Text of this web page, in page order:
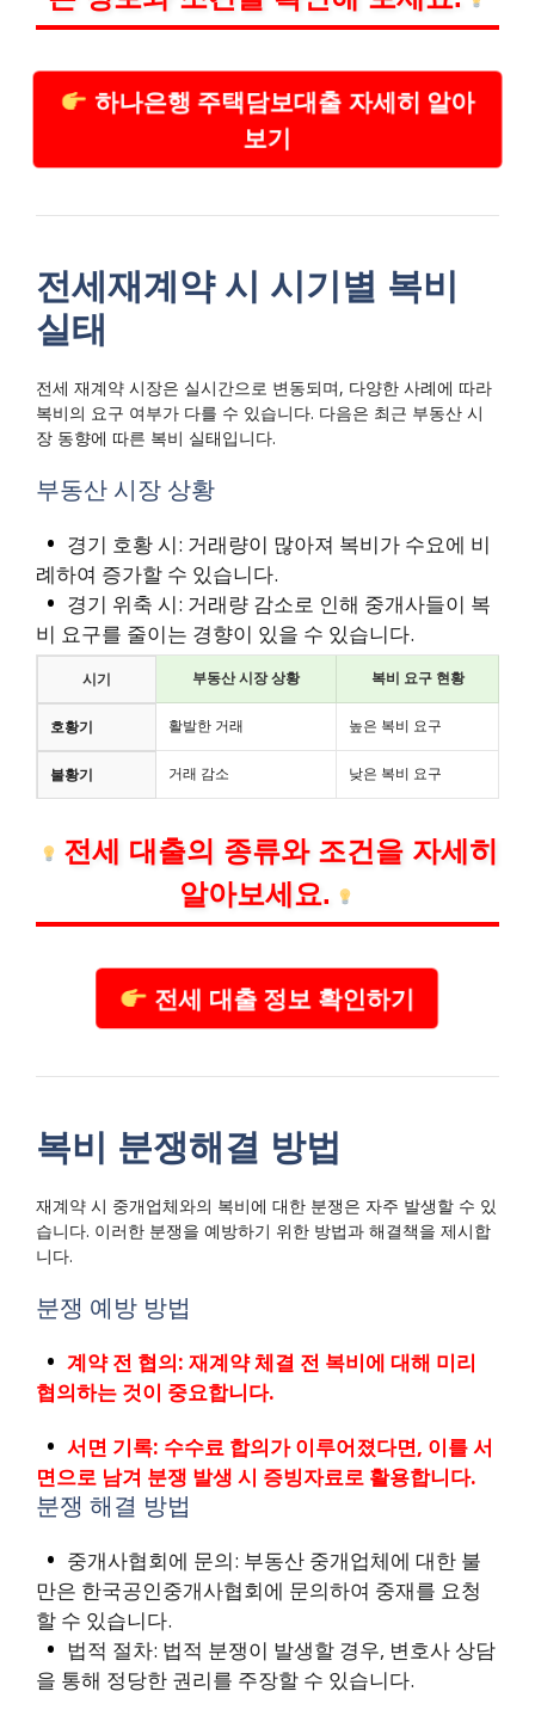
하나은행 주택담보대출 자세히 알아
보기
전세재계약 시 시기별 복비
실태
전세 재계약 시장은 실시간으로 변동되며, 다양한 사례에 따라
복비의 요구 여부가 다를 수 있습니다. 다음은 최근 부동산 시
장 동향에 따른 복비 실태입니다.
부동산 시장 상황
경기 호황 시: 거래량이 많아져 복비가 수요에 비
례하여 증가할 수 있습니다.
경기 위축 시: 거래량 감소로 인해 중개사들이 복
비 요구를 줄이는 경향이 있을 수 있습니다.
시기 부동산 시장 상황 복비 요구 현황
호황기 활발한 거래 높은 복비 요구
불황기 거래 감소 낮은 복비 요구
전세 대출의 종류와 조건을 자세히
알아보세요.
전세 대출 정보 확인하기
복비 분쟁해결 방법
재계약 시 중개업체와의 복비에 대한 분쟁은 자주 발생할 수 있
습니다. 이러한 분쟁을 예방하기 위한 방법과 해결책을 제시합
니다.
분쟁 예방 방법
계약 전 협의: 재계약 체결 전 복비에 대해 미리
협의하는 것이 중요합니다.
서면 기록: 수수료 합의가 이루어졌다면, 이를 서
면으로 남겨 분쟁 발생 시 증빙자료로 활용합니다.
분쟁 해결 방법
중개사협회에 문의: 부동산 중개업체에 대한 불
만은 한국공인중개사협회에 문의하여 중재를 요청
할 수 있습니다.
법적 절차: 법적 분쟁이 발생할 경우, 변호사 상담
을 통해 정당한 권리를 주장할 수 있습니다.